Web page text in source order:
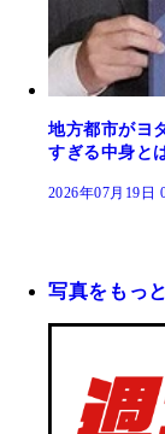
地方都市がヨ
すぎる中身と
2026年07月19日
写真をもっ